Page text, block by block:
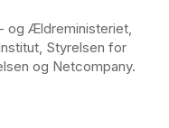
og Ældreministeriet,
Styrelsen for
og Netcompany.